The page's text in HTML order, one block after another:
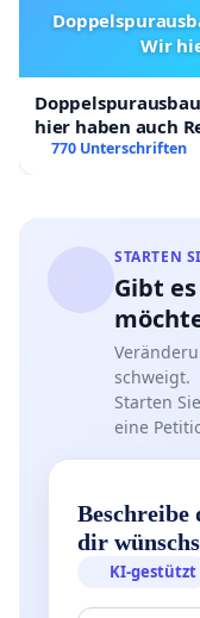
Wir
hier haben auch
770 Unterschriften
STARTEN
Gibt
schweigt.
Starten
eine
Beschreibe
dir
KI-gestützt